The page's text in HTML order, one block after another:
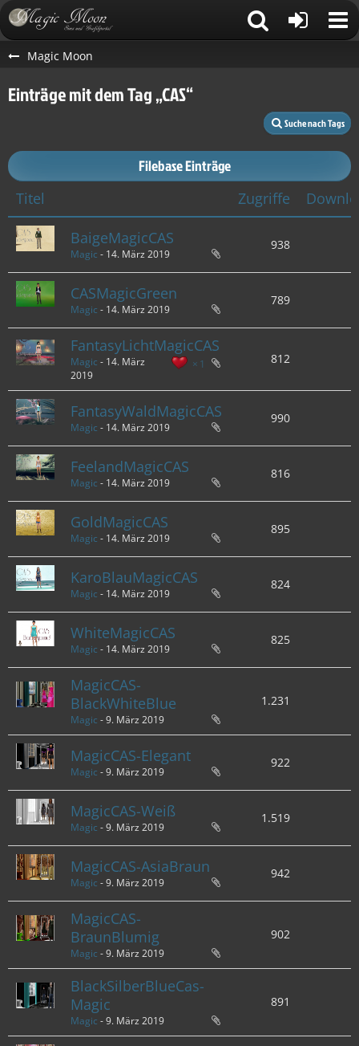
Magic Moon
Einträge mit dem Tag „CAS“
Suche nach Tags
Filebase Einträge
Titel Zugriffe
BaigeMagicCAS
Magic - 14. März 2019
938
CASMagicGreen
Magic - 14. März 2019
789
FantasyLichtMagicCAS
1
Magic - 14. März
2019
812
FantasyWaldMagicCAS
Magic - 14. März 2019
990
FeelandMagicCAS
Magic - 14. März 2019
816
GoldMagicCAS
Magic - 14. März 2019
895
KaroBlauMagicCAS
Magic - 14. März 2019
824
WhiteMagicCAS
Magic - 14. März 2019
825
MagicCAS-
BlackWhiteBlue
Magic -9. März 2019
1.231
MagicCAS-Elegant
Magic -9. März 2019
922
MagicCAS-Weiß
Magic -9. März 2019
1.519
MagicCAS-AsiaBraun
Magic -9. März 2019
942
MagicCAS-
BraunBlumig
Magic -9. März 2019
902
BlackSilberBlueCas-
Magic
Magic -9. März 2019
891